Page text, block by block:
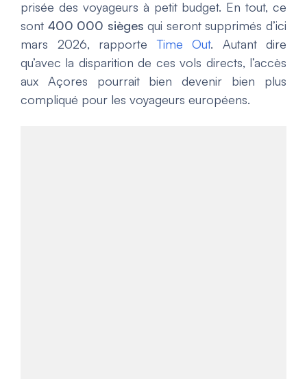
prisée des voyageurs à petit budget. En tout, ce
sont 400 000 sièges qui seront supprimés d’ici
mars 2026, rapporteTime Out. Autant dire
qu’avec la disparition de ces vols directs, l’accès
aux Açores pourrait bien devenir bien plus
compliqué pour les voyageurs européens.